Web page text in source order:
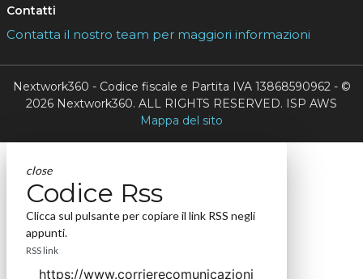
Contatti
Contatta il nostro team per maggiori informazioni
Nextwork360 - Codice fiscale e Partita IVA 13868590962 - ©
2026 Nextwork360. ALL RIGHTS RESERVED. ISP AWS
Mappa del sito
close
Codice Rss
Clicca sul pulsante per copiare il link RSS negli
appunti.
RSS link